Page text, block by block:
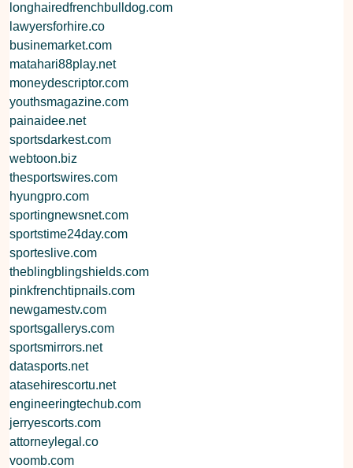
longhairedfrenchbulldog.com
lawyersforhire.co
businemarket.com
matahari88play.net
moneydescriptor.com
youthsmagazine.com
painaidee.net
sportsdarkest.com
webtoon.biz
thesportswires.com
hyungpro.com
sportingnewsnet.com
sportstime24day.com
sporteslive.com
theblingblingshields.com
pinkfrenchtipnails.com
newgamestv.com
sportsgallerys.com
sportsmirrors.net
datasports.net
atasehirescortu.net
engineeringtechub.com
jerryescorts.com
attorneylegal.co
voomb.com